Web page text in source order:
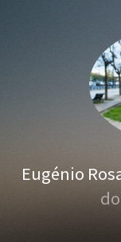
Eugénio